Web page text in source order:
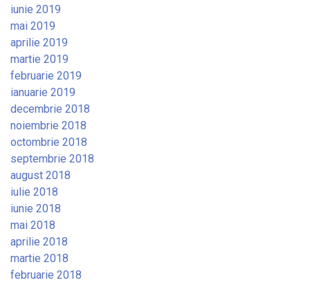
iunie 2019
mai 2019
aprilie 2019
martie 2019
februarie 2019
ianuarie 2019
decembrie 2018
noiembrie 2018
octombrie 2018
septembrie 2018
august 2018
iulie 2018
iunie 2018
mai 2018
aprilie 2018
martie 2018
februarie 2018